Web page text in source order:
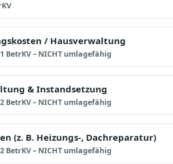
/ Hausverwaltung
BetrKV – NICHT umlagefähig
& Instandsetzung
BetrKV – NICHT umlagefähig
(z. B. Heizungs-, Dachreparatur)
BetrKV – NICHT umlagefähig